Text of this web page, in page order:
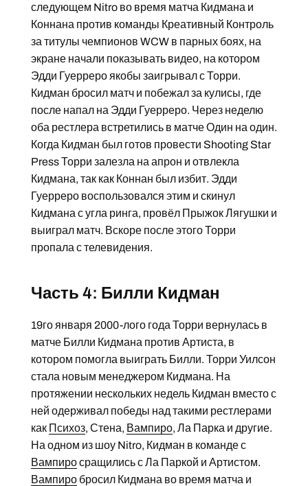
следующем Nitro во время матча Кидмана и
Коннана против команды Креативный Контроль
за титулы чемпионов WCW в парных боях, на
экране начали показывать видео, на котором
Эдди Гуерреро якобы заигрывал с Торри.
Кидман бросил матч и побежал за кулисы, где
после напал на Эдди Гуерреро. Через неделю
оба рестлера встретились в матче Один на один.
Когда Кидман был готов провести Shooting Star
Press Торри залезла на апрон и отвлекла
Кидмана, так как Коннан был избит. Эдди
Гуерреро воспользовался этим и скинул
Кидмана с угла ринга, провёл Прыжок Лягушки и
выиграл матч. Вскоре после этого Торри
пропала с телевидения.
Часть 4: Билли Кидман
19го января 2000-лого года Торри вернулась в
матче Билли Кидмана против Артиста, в
котором помогла выиграть Билли. Торри Уилсон
стала новым менеджером Кидмана. На
протяжении нескольких недель Кидман вместо с
ней одерживал победы над такими рестлерами
как Психоз, Стена, Вампиро, Ла Парка и другие.
На одном из шоу Nitro, Кидман в команде с
Вампиросращились с Ла Паркой и Артистом.
Вампиробросил Кидмана во время матча и